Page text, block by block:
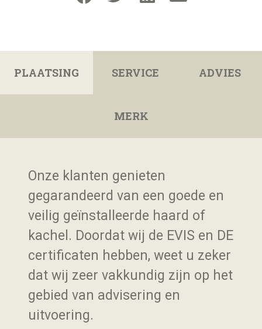
PLAATSING SERVICE ADVIES
MERK
Onze klanten genieten
gegarandeerd van een goede en
veilig geïnstalleerde haard of
kachel. Doordat wij de EVIS en DE
certificaten hebben, weet u zeker
dat wij zeer vakkundig zijn op het
gebied van advisering en
uitvoering.